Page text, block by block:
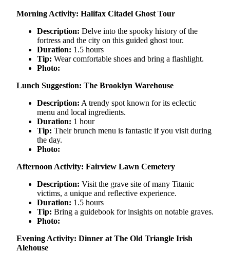
Morning Activity: Halifax Citadel Ghost Tour
Description: Delve into the spooky history of the
fortress and the city on this guided ghost tour.
Duration: 1.5 hours
Tip: Wear comfortable shoes and bring a flashlight.
Photo:
Lunch Suggestion: The Brooklyn Warehouse
Description: A trendy spot known for its eclectic
menu and local ingredients.
Duration: 1 hour
Tip: Their brunch menu is fantastic if you visit during
the day.
Photo:
Afternoon Activity: Fairview Lawn Cemetery
Description: Visit the grave site of many Titanic
victims, a unique and reflective experience.
Duration: 1.5 hours
Tip: Bring a guidebook for insights on notable graves.
Photo:
Evening Activity: Dinner at The Old Triangle Irish
Alehouse